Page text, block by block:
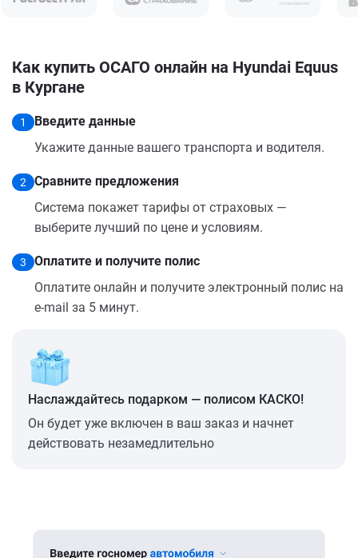
Как купить ОСАГО онлайн на Hyundai Equus
в Кургане
1
Введите данные
Укажите данные вашего транспорта и водителя.
2
Сравните предложения
Система покажет тарифы от страховых —
выберите лучший по цене и условиям.
3
Оплатите и получите полис
Оплатите онлайн и получите электронный полис на
e-mail за 5 минут.
Наслаждайтесь подарком — полисом КАСКО!
Он будет уже включен в ваш заказ и начнет
действовать незамедлительно